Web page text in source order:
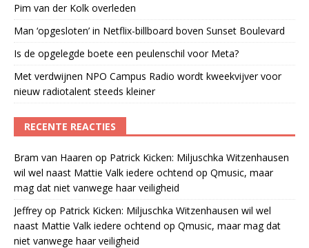
Pim van der Kolk overleden
Man ‘opgesloten’ in Netflix-billboard boven Sunset Boulevard
Is de opgelegde boete een peulenschil voor Meta?
Met verdwijnen NPO Campus Radio wordt kweekvijver voor
nieuw radiotalent steeds kleiner
RECENTE REACTIES
Bram van Haaren op Patrick Kicken: Miljuschka Witzenhausen
wil wel naast Mattie Valk iedere ochtend op Qmusic, maar
mag dat niet vanwege haar veiligheid
Jeffrey op Patrick Kicken: Miljuschka Witzenhausen wil wel
naast Mattie Valk iedere ochtend op Qmusic, maar mag dat
niet vanwege haar veiligheid